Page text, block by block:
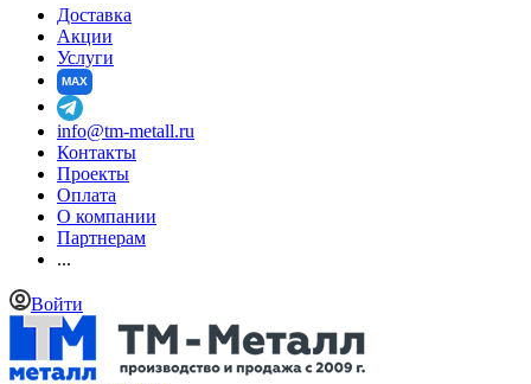
Доставка
Акции
Услуги
MAX
info@tm-metall.ru
Контакты
Проекты
Оплата
О компании
Партнерам
...
Войти